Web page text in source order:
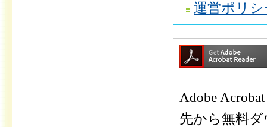
運営ポリシ
Adobe
先から無料